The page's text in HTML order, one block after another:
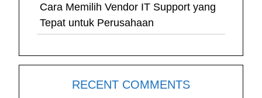
Cara Memilih Vendor IT Support yang
Tepat untuk Perusahaan
RECENT COMMENTS